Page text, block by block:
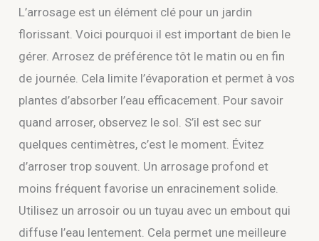
L’arrosage est un élément clé pour un jardin
florissant. Voici pourquoi il est important de bien le
gérer. Arrosez de préférence tôt le matin ou en fin
de journée. Cela limite l’évaporation et permet à vos
plantes d’absorber l’eau efficacement. Pour savoir
quand arroser, observez le sol. S’il est sec sur
quelques centimètres, c’est le moment. Évitez
d’arroser trop souvent. Un arrosage profond et
moins fréquent favorise un enracinement solide.
Utilisez un arrosoir ou un tuyau avec un embout qui
diffuse l’eau lentement. Cela permet une meilleure